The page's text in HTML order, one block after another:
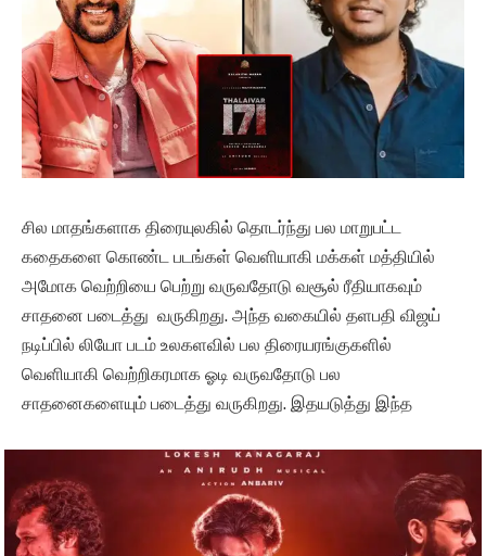
சில மாதங்களாக திரையுலகில் தொடர்ந்து பல மாறுபட்ட
கதைகளை கொண்ட படங்கள் வெளியாகி மக்கள் மத்தியில்
அமோக வெற்றியை பெற்று வருவதோடு வசூல் ரீதியாகவும்
சாதனை படைத்து வருகிறது. அந்த வகையில் தளபதி விஜய்
நடிப்பில் லியோ படம் உலகளவில் பல திரையரங்குகளில்
வெளியாகி வெற்றிகரமாக ஓடி வருவதோடு பல
சாதனைகளையும் படைத்து வருகிறது. இதயடுத்து இந்த